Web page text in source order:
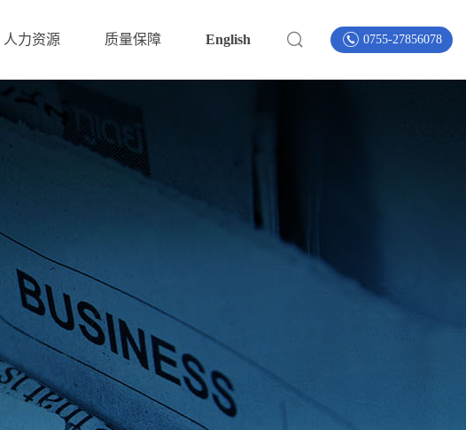
人力资源 质量保障 English 0755-27856078